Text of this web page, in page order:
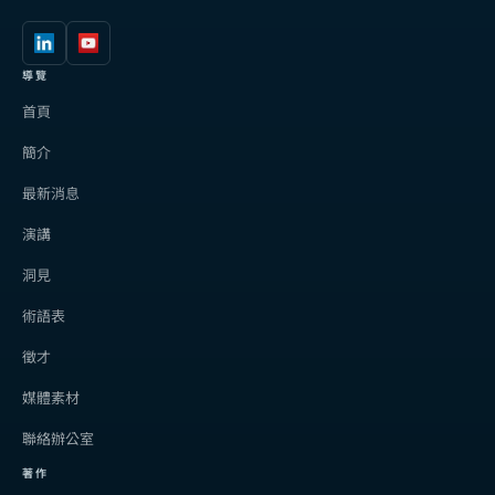
導覽
首頁
簡介
最新消息
演講
洞見
術語表
徵才
媒體素材
聯絡辦公室
著作